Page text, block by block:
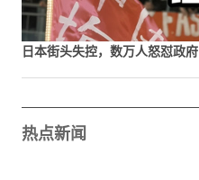
日本街头失控，数万人怒怼政府
热点新闻